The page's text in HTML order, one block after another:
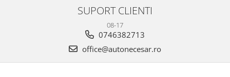
SUPORT CLIENTI
08-17
0746382713
office@autonecesar.ro